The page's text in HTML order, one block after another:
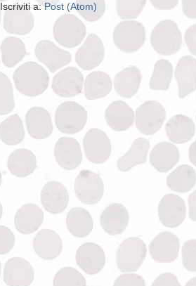
Iscriviti a:Post (Atom)